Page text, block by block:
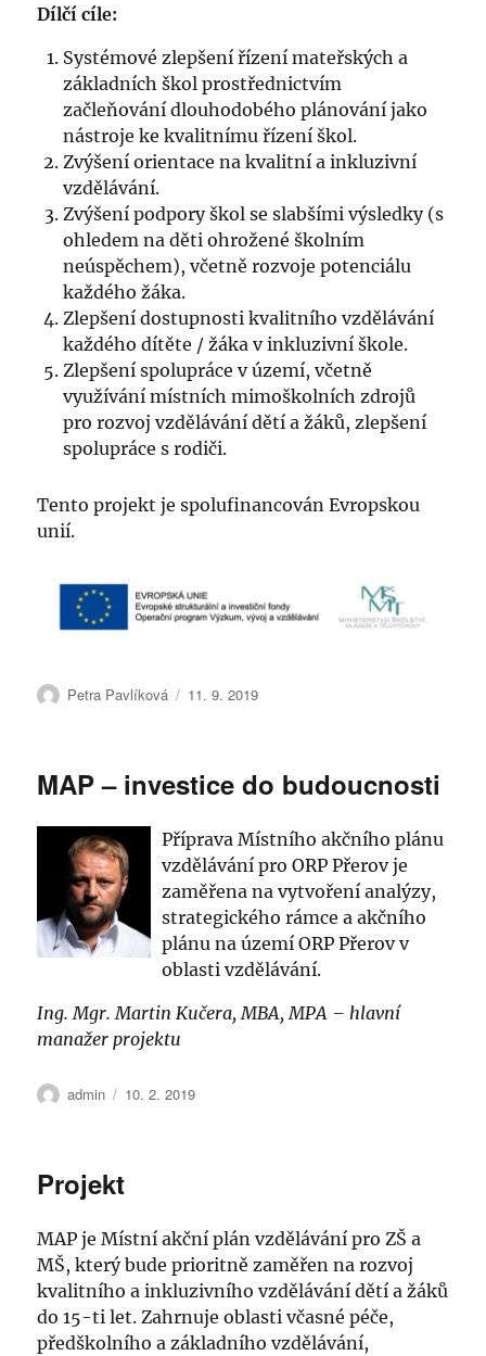
Dílčí cíle:
Systémové zlepšení řízení mateřských a
základních škol prostřednictvím
začleňování dlouhodobého plánování jako
nástroje ke kvalitnímu řízení škol.
Zvýšení orientace na kvalitní a inkluzivní
vzdělávání.
Zvýšení podpory škol se slabšími výsledky (s
ohledem na děti ohrožené školním
neúspěchem), včetně rozvoje potenciálu
každého žáka.
Zlepšení dostupnosti kvalitního vzdělávání
každého dítěte / žáka v inkluzivní škole.
Zlepšení spolupráce v území, včetně
využívání místních mimoškolních zdrojů
pro rozvoj vzdělávání dětí a žáků, zlepšení
spolupráce s rodiči.
Tento projekt je spolufinancován Evropskou
unií.
Autor:
Petra Pavlíková Publikováno:
11. 9. 2019
MAP – investice do budoucnosti
Příprava Místního akčního plánu
vzdělávání pro ORP Přerov je
zaměřenana vytvoření analýzy,
strategického rámce a akčního
plánu na území ORP Přerov v
oblasti vzdělávání.
Ing. Mgr. Martin Kučera, MBA, MPA – hlavní
manažer projektu
Autor:
admin Publikováno:
10. 2. 2019
Projekt
MAP je Místní akční plán vzdělávání pro ZŠ a
MŠ, který bude prioritně zaměřen na rozvoj
kvalitního a inkluzivního vzdělávání dětí a žáků
do 15-ti let. Zahrnuje oblasti včasné péče,
předškolního a základního vzdělávání,